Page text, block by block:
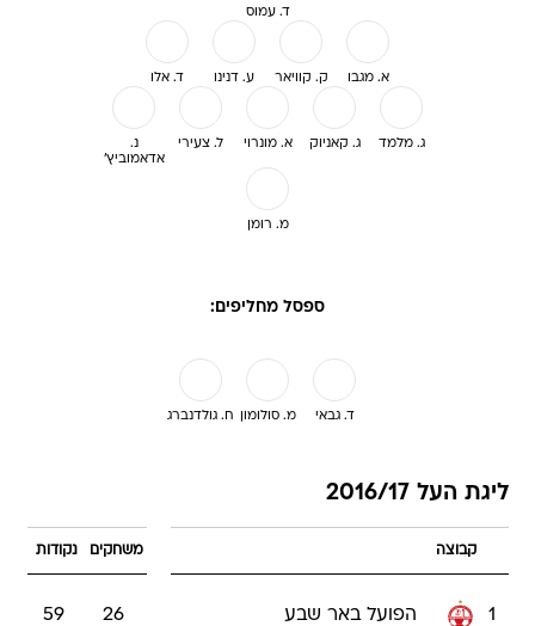
ד. עמוס
ד. אלו ע. דנינו ק. קוויאר א. מגבו
נ.
אדאמוביץ'
ל. צעירי א. מונרוי ג. קאניוק ג. מלמד
מ. רומן
ספסל מחליפים:
ח. גולדנברג מ. סולומון ד. גבאי
ליגת העל 2016/17
קבוצה משחקים נקודות
1 הפועל באר שבע 26
59